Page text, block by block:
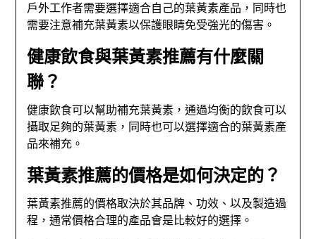
戶外工作者需要選擇適合自己的葉黃素產品，同時也
需要注意補充葉黃素以保護眼睛免受強光的傷害。
健康飲食與葉黃素推薦有什麼關
聯？
健康飲食可以幫助補充葉黃素，通過均衡的飲食可以
攝取足夠的葉黃素，同時也可以選擇適合的葉黃素產
品來補充。
葉黃素推薦的價格是如何決定的？
葉黃素推薦的價格取決於其品牌、功效、以及製造過
程，通常價格合理的產品會是比較好的選擇。